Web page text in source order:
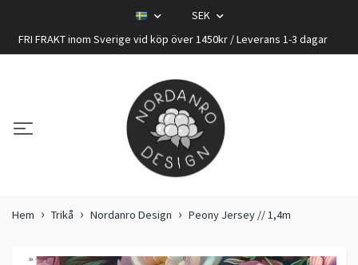
SEK
FRI FRAKT inom Sverige vid köp över 1450kr / Leverans 1-3 dagar
Hem Trikå Nordanro Design Peony Jersey // 1,4m